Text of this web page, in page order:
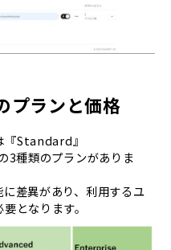
ランと価格
Standard』
種類のプランがありま
差異があり、利用するユ
となります。